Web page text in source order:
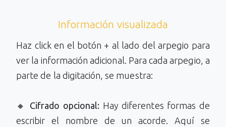
Información visualizada
Haz click en el botón + al lado del arpegio para
ver la información adicional. Para cada arpegio, a
parte de la digitación, se muestra:
🔸 Cifrado opcional: Hay diferentes formas de
escribir el nombre de un acorde. Aquí se